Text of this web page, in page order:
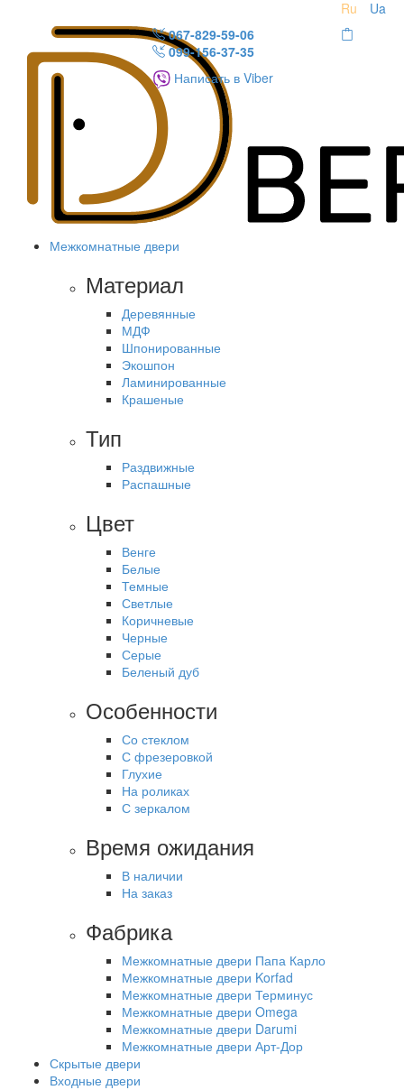
Ru
Ua
067-829-59-06
099-156-37-35
Написать в Viber
Межкомнатные двери
Материал
Деревянные
МДФ
Шпонированные
Экошпон
Ламинированные
Крашеные
Тип
Раздвижные
Распашные
Цвет
Венге
Белые
Темные
Светлые
Коричневые
Черные
Серые
Беленый дуб
Особенности
Со стеклом
С фрезеровкой
Глухие
На роликах
С зеркалом
Время ожидания
В наличии
На заказ
Фабрика
Межкомнатные двери Папа Карло
Межкомнатные двери Korfad
Межкомнатные двери Терминус
Межкомнатные двери Omega
Межкомнатные двери Darumi
Межкомнатные двери Арт-Дор
Скрытые двери
Входные двери